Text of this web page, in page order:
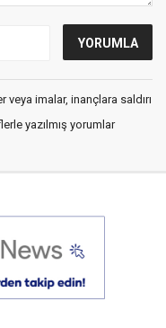
imalar, inançlara saldırı
yazılmış yorumlar